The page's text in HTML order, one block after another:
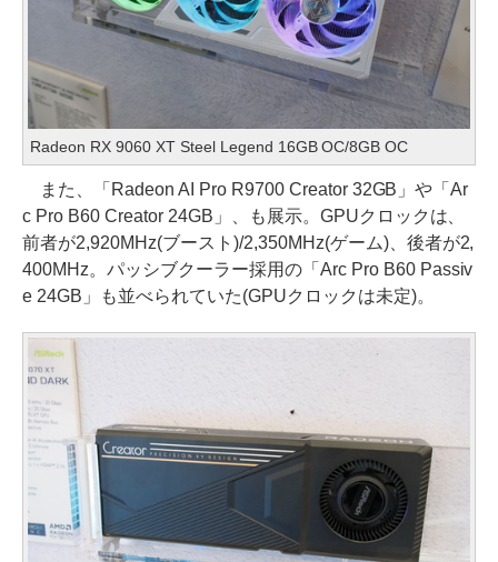
Radeon RX 9060 XT Steel Legend 16GB OC/8GB OC
また、「Radeon AI Pro R9700 Creator 32GB」や「Ar
c Pro B60 Creator 24GB」、も展示。GPUクロックは、
前者が2,920MHz(ブースト)/2,350MHz(ゲーム)、後者が2,
400MHz。パッシブクーラー採用の「Arc Pro B60 Passiv
e 24GB」も並べられていた(GPUクロックは未定)。